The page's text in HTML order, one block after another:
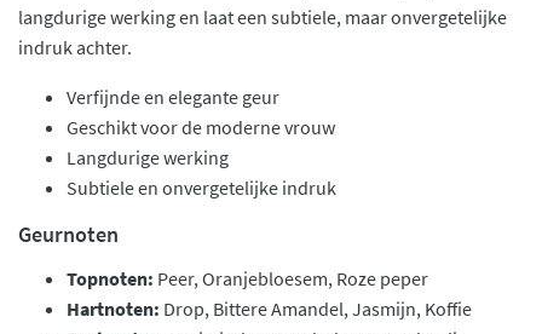
langdurige werking en laat een subtiele, maar onvergetelijke
indruk achter.
Verfijnde en elegante geur
Geschikt voor de moderne vrouw
Langdurige werking
Subtiele en onvergetelijke indruk
Geurnoten
Topnoten: Peer, Oranjebloesem, Roze peper
Hartnoten: Drop, Bittere Amandel, Jasmijn, Koffie